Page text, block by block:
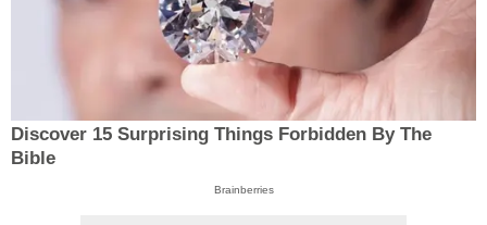
Discover 15 Surprising Things Forbidden By The
Bible
Brainberries